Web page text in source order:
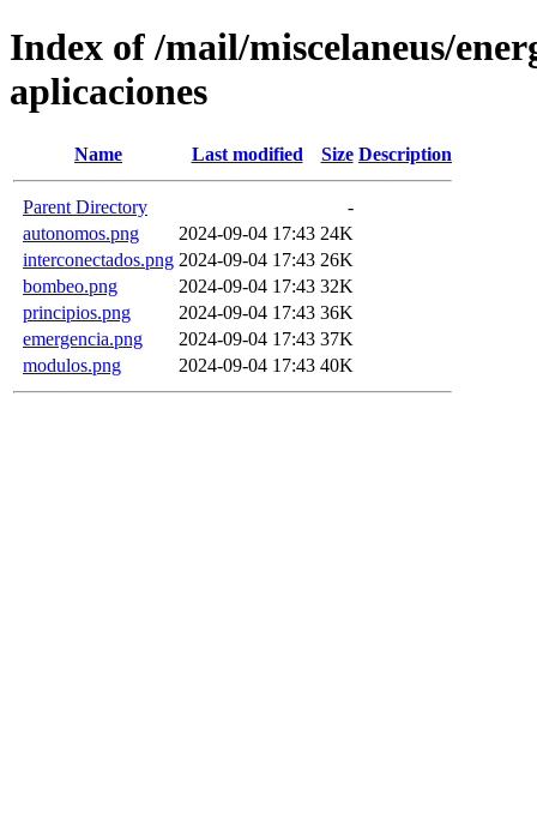
Index of /mail/miscelaneus/
aplicaciones
Name Last modified Size Description
Parent Directory
-
autonomos.png
2024-09-04 17:43 24K
interconectados.png 2024-09-04 17:43 26K
bombeo.png
2024-09-04 17:43 32K
principios.png
2024-09-04 17:43 36K
emergencia.png
2024-09-04 17:43 37K
modulos.png
2024-09-04 17:43 40K